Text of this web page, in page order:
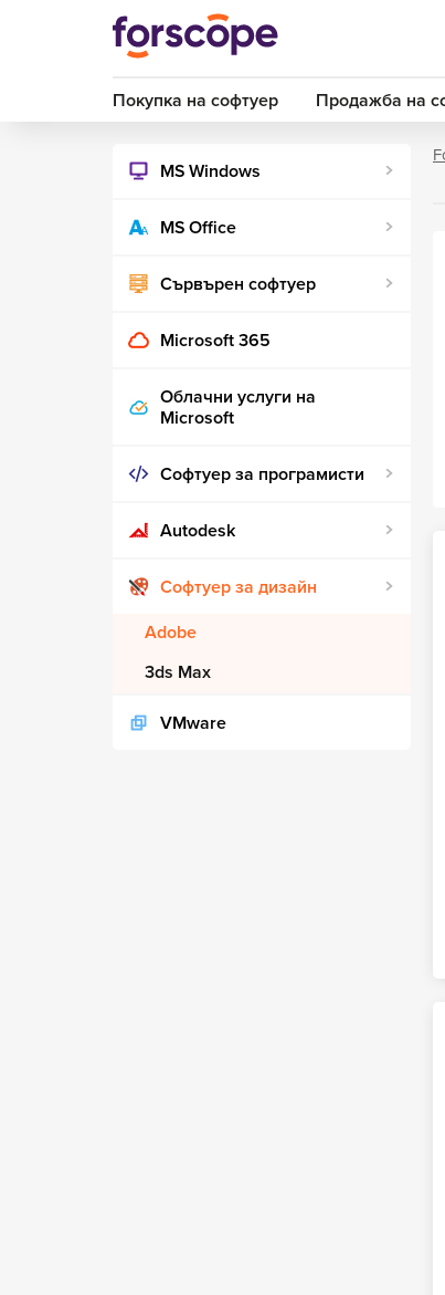
Покупка на софтуер Продажба на
MS Windows
MS Office
Сървърен софтуер
Microsoft 365
Облачни услуги на
Microsoft
Софтуер за програмисти
Autodesk
Софтуер за дизайн
Adobe
3ds Max
VMware